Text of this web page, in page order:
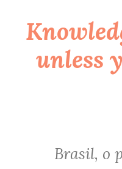
Skip
contentunless
Brasil, o